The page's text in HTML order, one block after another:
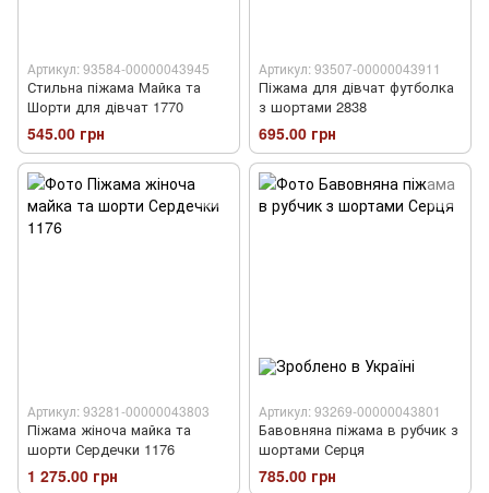
Артикул: 93584-00000043945
Стильна піжама Майка та
Шорти для дівчат 1770
545.00 грн
Артикул: 93507-00000043911
Піжама для дівчат футболка
з шортами 2838
695.00 грн
Артикул: 93281-00000043803
Піжама жіноча майка та
шорти Сердечки 1176
1 275.00 грн
Артикул: 93269-00000043801
Бавовняна піжама в рубчик з
шортами Серця
785.00 грн